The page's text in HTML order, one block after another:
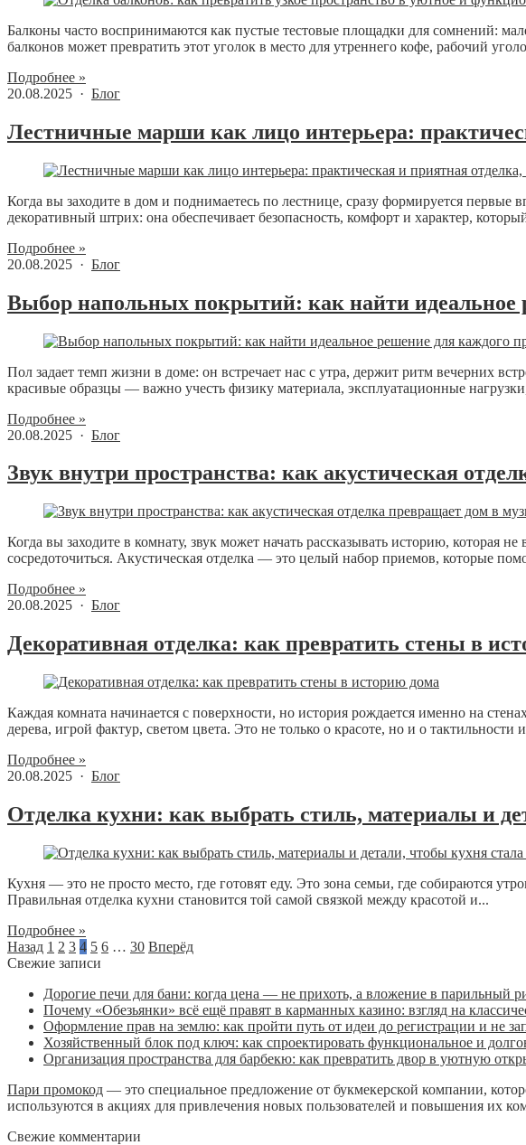
Балконы часто воспринимаются как пустые тестовые площадки для сомнений:
балконов может превратить этот уголок в место для утреннего кофе, рабочий
Подробнее »
20.08.2025 · Блог
Лестничные марши как лицо интерьера:
Когда вы заходите в дом и поднимаетесь по лестнице, сразу формируется
декоративный штрих: она обеспечивает безопасность, комфорт и характер,
Подробнее »
20.08.2025 · Блог
Выбор напольных покрытий: как найти идеальное
Пол задает темп жизни в доме: он встречает нас с утра, держит ритм вечерних
красивые образцы — важно учесть физику материала, эксплуатационные
Подробнее »
20.08.2025 · Блог
Звук внутри пространства: как акустическая
Когда вы заходите в комнату, звук может начать рассказывать историю, которая
сосредоточиться. Акустическая отделка — это целый набор приемов, которые
Подробнее »
20.08.2025 · Блог
Декоративная отделка: как превратить стены в
Каждая комната начинается с поверхности, но история рождается именно на
дерева, игрой фактур, светом цвета. Это не только о красоте, но и о тактильности
Подробнее »
20.08.2025 · Блог
Отделка кухни: как выбрать стиль, материалы и
Кухня — это не просто место, где готовят еду. Это зона семьи, где собираются
Правильная отделка кухни становится той самой связкой между красотой и...
Подробнее »
Назад 1 2 3 4 5 6 … 30 Вперёд
Свежие записи
Дорогие печи для бани: когда цена — не прихоть, а вложение в парильный
Почему «Обезьянки» всё ещё правят в карманных казино: взгляд на
Оформление прав на землю: как пройти путь от идеи до регистрации и не
Хозяйственный блок под ключ: как спроектировать функциональное и
Организация пространства для барбекю: как превратить двор в уютную
Пари промокод — это специальное предложение от букмекерской компании,
используются в акциях для привлечения новых пользователей и повышения их
Свежие комментарии